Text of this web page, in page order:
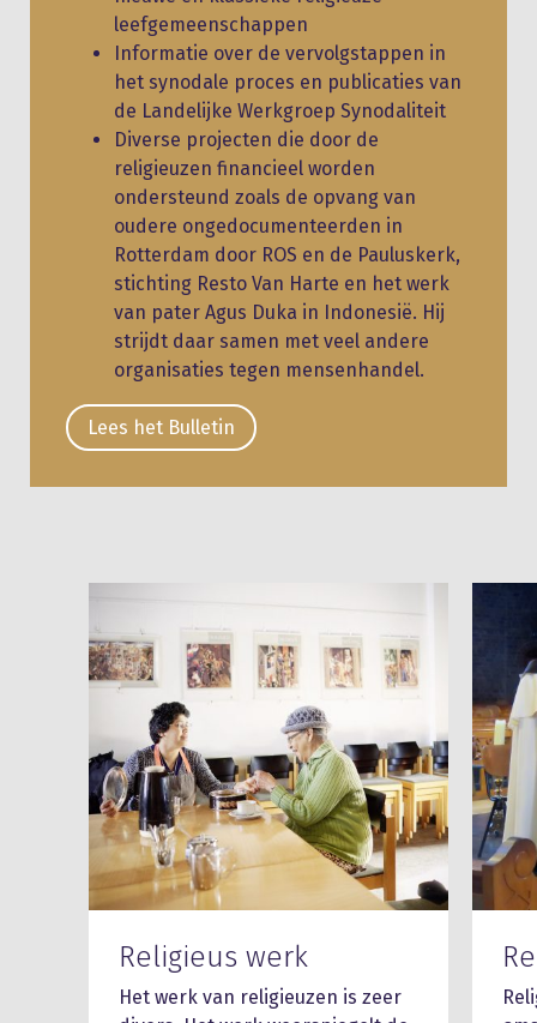
leefgemeenschappen
Informatie over de vervolgstappen in
het synodale proces en publicaties van
de Landelijke Werkgroep Synodaliteit
Diverse projecten die door de
religieuzen financieel worden
ondersteund zoals de opvang van
oudere ongedocumenteerden in
Rotterdam door ROS en de Pauluskerk,
stichting Resto Van Harte en het werk
van pater Agus Duka in Indonesië. Hij
strijdt daar samen met veel andere
organisaties tegen mensenhandel.
Lees het Bulletin
Religieus werk
Het werk van religieuzen is zeer